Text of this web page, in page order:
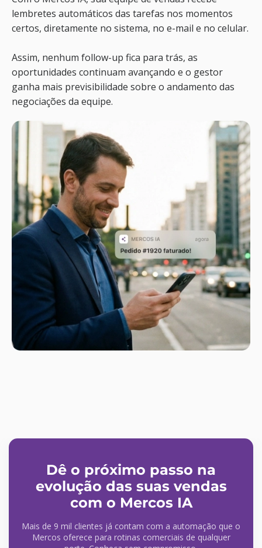
lembretes automáticos das tarefas nos momentos
certos, diretamente no sistema, no e-mail e no celular.
Assim, nenhum follow-up fica para trás, as
oportunidades continuam avançando e o gestor
ganha mais previsibilidade sobre o andamento das
negociações da equipe.
Dê o próximo passo na
evolução das suas vendas
com o Mercos IA
Mais de 9 mil clientes já contam com a automação que o
Mercos oferece para rotinas comerciais de qualquer